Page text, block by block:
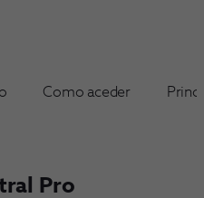
Como aceder
Pro